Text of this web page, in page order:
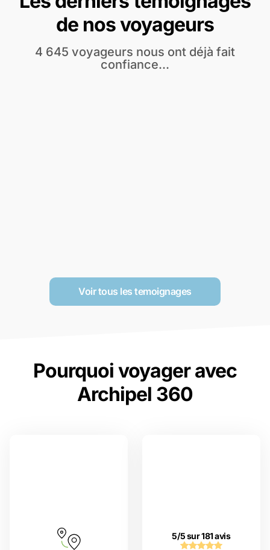
de nos voyageurs
4 645 voyageurs nous ont déjà fait
confiance...
Voir tous les temoignages
Pourquoi voyager avec
Archipel 360
5/5 sur 181 avis